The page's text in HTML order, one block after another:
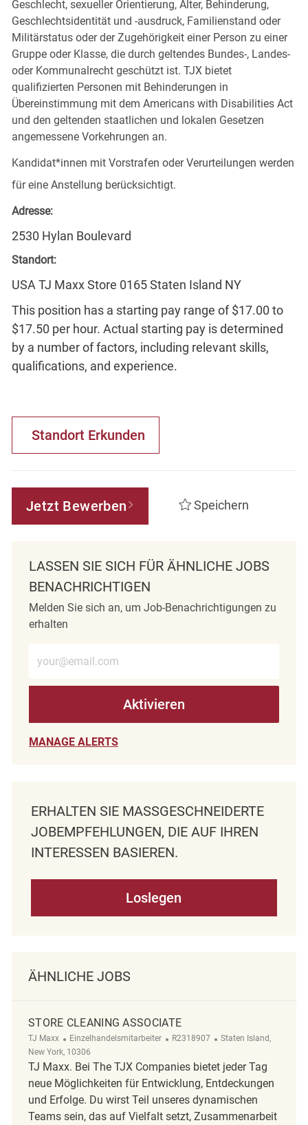
Geschlecht, sexueller Orientierung, Alter, Behinderung,
Geschlechtsidentität und -ausdruck, Familienstand oder
Militärstatus oder der Zugehörigkeit einer Person zu einer
Gruppe oder Klasse, die durch geltendes Bundes-, Landes-
oder Kommunalrecht geschützt ist. TJX bietet
qualifizierten Personen mit Behinderungen in
Übereinstimmung mit dem Americans with Disabilities Act
und den geltenden staatlichen und lokalen Gesetzen
angemessene Vorkehrungen an.
Kandidat*innen mit Vorstrafen oder Verurteilungen werden
für eine Anstellung berücksichtigt.
Adresse:
2530 Hylan Boulevard
Standort:
USA TJ Maxx Store 0165 Staten Island NY
This position has a starting pay range of $17.00 to
$17.50 per hour. Actual starting pay is determined
by a number of factors, including relevant skills,
qualifications, and experience.
Standort Erkunden
Jetzt Bewerben Speichern
LASSEN SIE SICH FÜR ÄHNLICHE JOBS
BENACHRICHTIGEN
Melden Sie sich an, um Job-Benachrichtigungen zu
erhalten
Aktivieren
MANAGE ALERTS
ERHALTEN SIE MASSGESCHNEIDERTE J
OBEMPFEHLUNGEN, DIE AUF IHREN I
NTERESSEN BASIEREN.
Loslegen
ÄHNLICHE JOBS
STORE CLEANING ASSOCIATE
TJ Maxx Kategorie
Einzelhandelsmitarbeiter ReqId
R2318907 Ort
Staten Island,
New York, 10306
TJ Maxx. Bei The TJX Companies bietet jeder Tag
neue Möglichkeiten für Entwicklung, Entdeckungen
und Erfolge. Du wirst Teil unseres dynamischen
Teams sein, das auf Vielfalt setzt, Zusammenarbeit